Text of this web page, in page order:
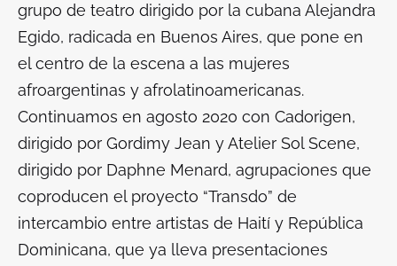
grupo de teatro dirigido por la cubana Alejandra
Egido, radicada en Buenos Aires, que pone en
el centro de la escena a las mujeres
afroargentinas y afrolatinoamericanas.
Continuamos en agosto 2020 con Cadorigen,
dirigido por Gordimy Jean y Atelier Sol Scene,
dirigido por Daphne Menard, agrupaciones que
coproducen el proyecto “Transdo” de
intercambio entre artistas de Haití y República
Dominicana, que ya lleva presentaciones